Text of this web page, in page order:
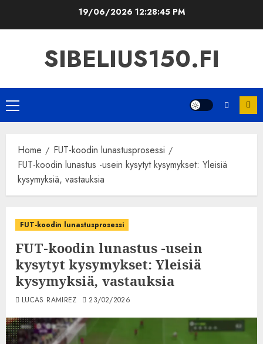
19/06/2026 12:28:46 PM
SIBELIUS150.FI
Primary
Menu
Home
FUT-koodin lunastusprosessi
FUT-koodin lunastus -usein kysytyt kysymykset: Yleisiä
kysymyksiä, vastauksia
FUT-koodin lunastusprosessi
FUT-koodin lunastus -usein
kysytyt kysymykset: Yleisiä
kysymyksiä, vastauksia
LUCAS RAMIREZ 23/02/2026